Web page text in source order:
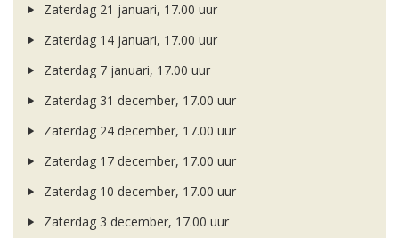
Zaterdag 21 januari, 17.00 uur
Zaterdag 14 januari, 17.00 uur
Zaterdag 7 januari, 17.00 uur
Zaterdag 31 december, 17.00 uur
Zaterdag 24 december, 17.00 uur
Zaterdag 17 december, 17.00 uur
Zaterdag 10 december, 17.00 uur
Zaterdag 3 december, 17.00 uur